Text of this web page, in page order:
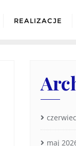
REALIZACJE
maj